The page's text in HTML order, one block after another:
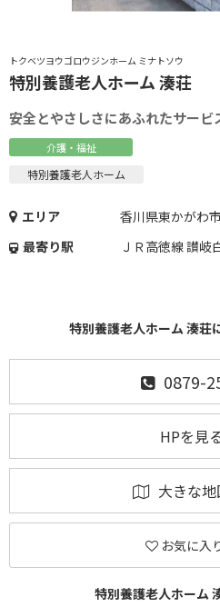
トクベツヨウゴロウジンホーム ミナトソウ
特別養護老人ホーム 湊荘
安全とやさしさにあふれたサービ
介護・福祉
特別養護老人ホーム
エリア
香川県東かがわ市
最寄り駅
ＪＲ高徳線 讃岐
特別養護老人ホーム 湊荘
0879-
HPを見
大きな
お気に入
特別養護老人ホーム